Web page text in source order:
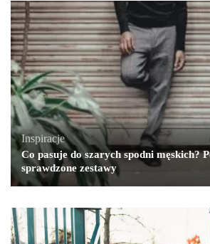
Inspiracje
Co pasuje do szarych spodni męskich?
sprawdzone zestawy